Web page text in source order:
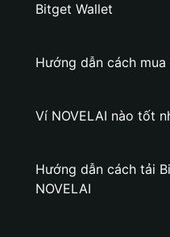
Bitget Wallet
Hướng dẫn cách mua
Ví NOVELAI nào tốt
Hướng dẫn cách tải
NOVELAI